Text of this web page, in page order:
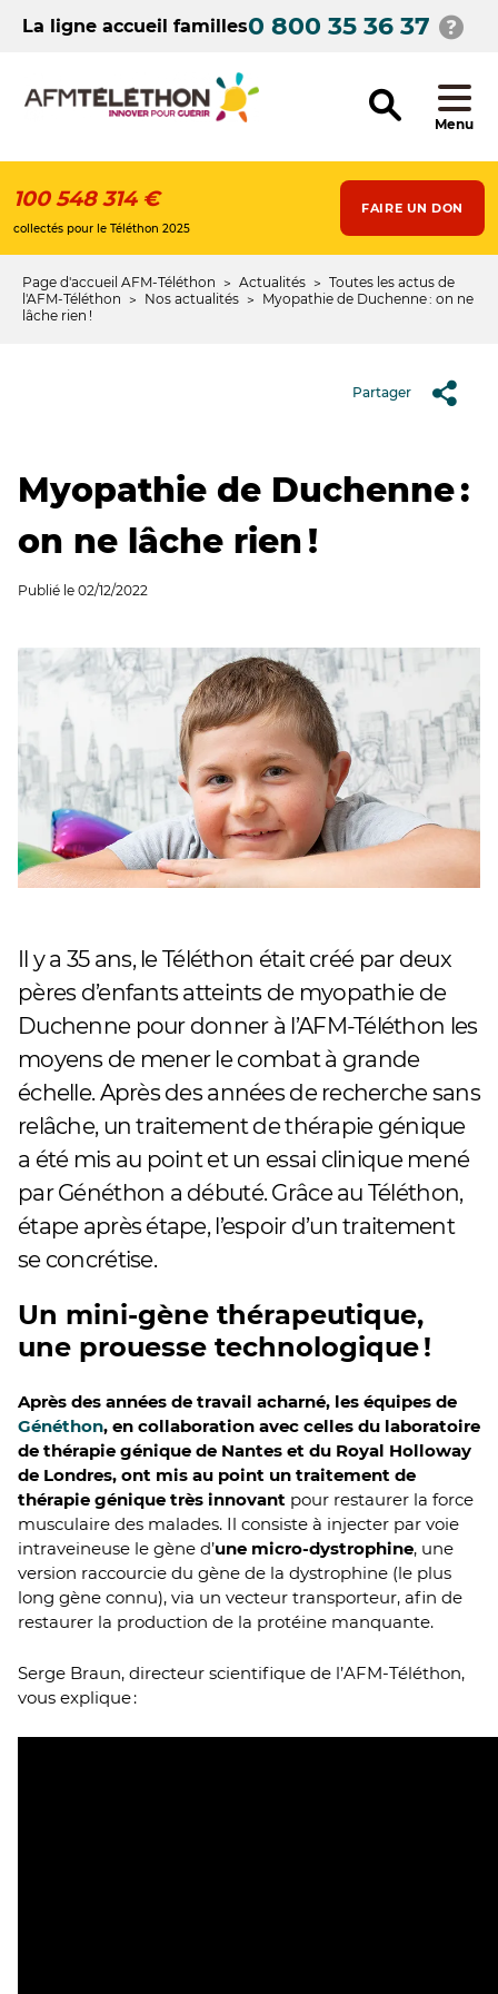
contenuLa ligne accueil familles0 800 35 36 37
Menu
100 548 314 €
collectés pour le Téléthon 2025
FAIRE UN DON
Fil
d'Ariane
Page d'accueil AFM-Téléthon Actualités
Toutes les actus de
l'AFM-Téléthon
Nos actualités
Myopathie de Duchenne : on ne
lâche rien !
Partager
Myopathie de Duchenne :
on ne lâche rien !
Publié le 02/12/2022
Il y a 35 ans, le Téléthon était créé par deux
pères d’enfants atteints de myopathie de
Duchenne pour donner à l’AFM-Téléthon les
moyens de mener le combat à grande
échelle. Après des années de recherche sans
relâche, un traitement de thérapie génique
a été mis au point et un essai clinique mené
par Généthon a débuté. Grâce au Téléthon,
étape après étape, l’espoir d’un traitement
se concrétise.
Un mini-gène thérapeutique,
une prouesse technologique !
Après des années de travail acharné, les équipes de
Généthon, en collaboration avec celles du laboratoire
de thérapie génique de Nantes et du Royal Holloway
de Londres, ont mis au point un traitement de
thérapie génique très innovant pour restaurer la force
musculaire des malades. Il consiste à injecter par voie
intraveineuse le gène d’une micro-dystrophine, une
version raccourcie du gène de la dystrophine (le plus
long gène connu), via un vecteur transporteur, afin de
restaurer la production de la protéine manquante.
Serge Braun, directeur scientifique de l’AFM-Téléthon,
vous explique :